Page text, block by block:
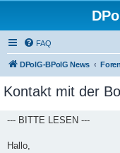
FAQ
DPolG-BPolG News
Kontakt mit der
--- BITTE LESEN ---
Hallo,